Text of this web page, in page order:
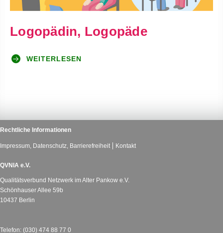
Logopädin, Logopäde
WEITERLESEN
Rechtliche Informationen
Impressum, Datenschutz, Barrierefreiheit Kontakt
QVNIA e.V.
Qualitätsverbund Netzwerk im Alter Pankow e.V.
Schönhauser Allee 59b
10437 Berlin
Telefon: (030) 474 88 77 0